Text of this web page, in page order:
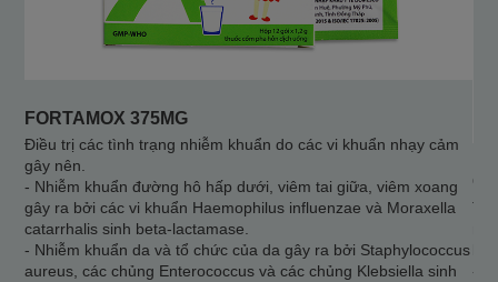
FORTAMOX 375MG
Điều trị các tình trạng nhiễm khuẩn do các vi khuẩn nhạy cảm
gây nên.
- Nhiễm khuẩn đường hô hấp dưới, viêm tai giữa, viêm xoang
gây ra bởi các vi khuẩn Haemophilus influenzae và Moraxella
catarrhalis sinh beta-lactamase.
- Nhiễm khuẩn da và tổ chức của da gây ra bởi Staphylococcus
aureus, các chủng Enterococcus và các chủng Klebsiella sinh
-